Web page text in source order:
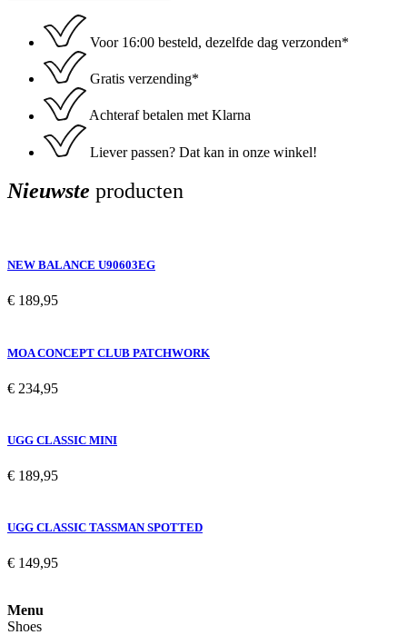
Voor 16:00 besteld, dezelfde dag verzonden*
Gratis verzending*
Achteraf betalen met Klarna
Liever passen? Dat kan in onze winkel!
Nieuwste producten
NEW BALANCE U90603EG
€ 189,95
MOA CONCEPT CLUB PATCHWORK
€ 234,95
UGG CLASSIC MINI
€ 189,95
UGG CLASSIC TASSMAN SPOTTED
€ 149,95
Menu
Shoes